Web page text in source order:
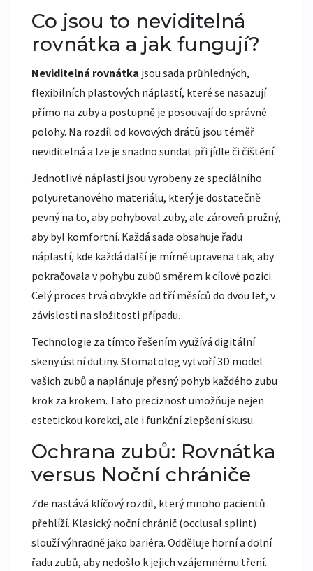
Co jsou to neviditelná
rovnátka a jak fungují?
Neviditelná rovnátka jsou sada průhledných,
flexibilních plastových náplastí, které se nasazují
přímo na zuby a postupně je posouvají do správné
polohy. Na rozdíl od kovových drátů jsou téměř
neviditelná a lze je snadno sundat při jídle či čištění.
Jednotlivé náplasti jsou vyrobeny ze speciálního
polyuretanového materiálu, který je dostatečně
pevný na to, aby pohyboval zuby, ale zároveň pružný,
aby byl komfortní. Každá sada obsahuje řadu
náplastí, kde každá další je mírně upravena tak, aby
pokračovala v pohybu zubů směrem k cílové pozici.
Celý proces trvá obvykle od tří měsíců do dvou let, v
závislosti na složitosti případu.
Technologie za tímto řešením využívá digitální
skeny ústní dutiny. Stomatolog vytvoří 3D model
vašich zubů a naplánuje přesný pohyb každého zubu
krok za krokem. Tato preciznost umožňuje nejen
estetickou korekci, ale i funkční zlepšení skusu.
Ochrana zubů: Rovnátka
versus Noční chrániče
Zde nastává klíčový rozdíl, který mnoho pacientů
přehlíží. Klasický noční chránič (occlusal splint)
slouží výhradně jako bariéra. Odděluje horní a dolní
řadu zubů, aby nedošlo k jejich vzájemnému tření.